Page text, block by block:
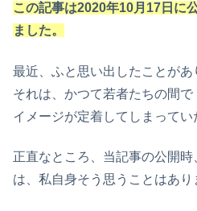
この記事は2020年10月17日に
ました。
最近、ふと思い出したことがあ
それは、かつて若者たちの間
イメージが定着してしまってい
正直なところ、当記事の公開時
は、私自身そう思うことはあり